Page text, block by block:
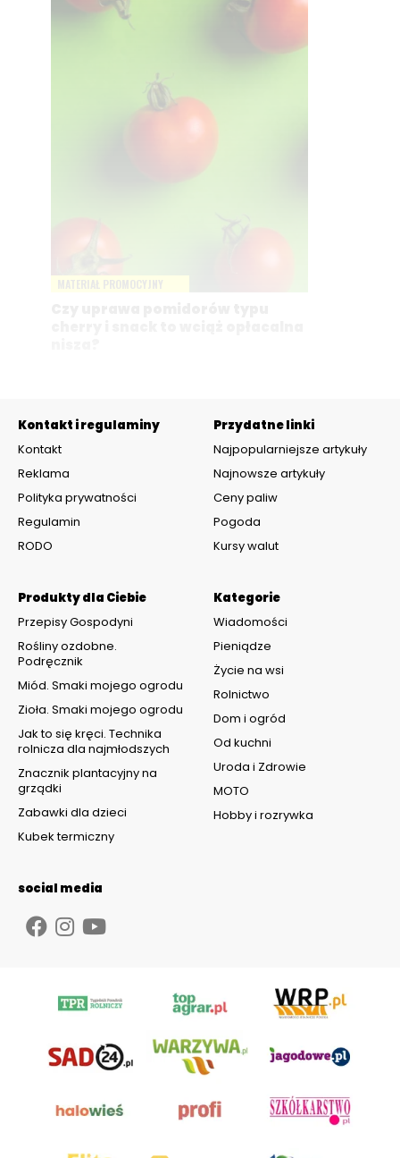
Kontakt i regulaminy
Kontakt
Reklama
Polityka prywatności
Regulamin
RODO
Kategorie
Wiadomości
Pieniądze
Życie na wsi
Rolnictwo
Dom i ogród
Od kuchni
Uroda i Zdrowie
MOTO
Hobby i rozrywka
Produkty dla Ciebie
Przepisy Gospodyni
Rośliny ozdobne.
Podręcznik
Miód. Smaki mojego ogrodu
Zioła. Smaki mojego ogrodu
Jak to się kręci. Technika
rolnicza dla najmłodszych
Znacznik plantacyjny na
grządki
Zabawki dla dzieci
Kubek termiczny
Przydatne linki
Najpopularniejsze artykuły
Najnowsze artykuły
Ceny paliw
Pogoda
Kursy walut
social media